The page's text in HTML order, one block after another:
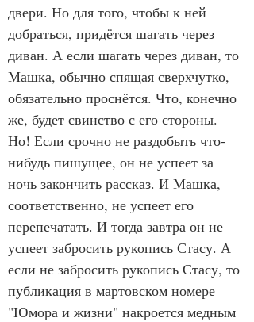
двери. Но для того, чтобы к ней
добраться, придётся шагать через
диван. А если шагать через диван, то
Машка, обычно спящая сверхчутко,
обязательно проснётся. Что, конечно
же, будет свинство с его стороны.
Но! Если срочно не раздобыть что-
нибудь пишущее, он не успеет за
ночь закончить рассказ. И Машка,
соответственно, не успеет его
перепечатать. И тогда завтра он не
успеет забросить рукопись Стасу. А
если не забросить рукопись Стасу, то
публикация в мартовском номере
"Юмора и жизни" накроется медным